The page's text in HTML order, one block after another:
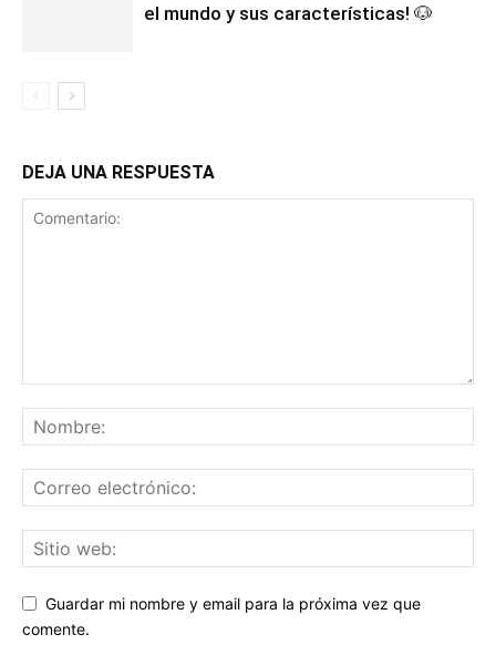
el mundo y sus características! 🐶
DEJA UNA RESPUESTA
Guardar mi nombre y email para la próxima vez que
comente.